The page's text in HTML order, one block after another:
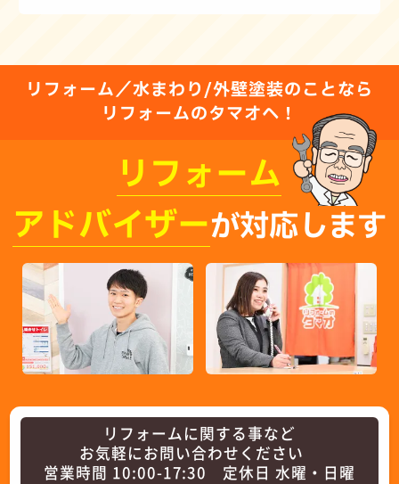
リフォーム／水まわり/外壁塗装のことなら
リフォームのタマオへ！
リフォーム
アドバイザーが対応します
リフォームに関する事など
お気軽にお問い合わせください
営業時間 10:00-17:30 定休日 水曜・日曜